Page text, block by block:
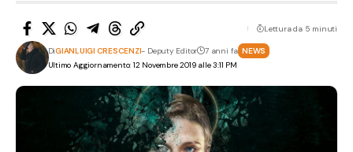
Ultimo Aggiornamento: 12 Novembre 2019 alle 3:11 PM
DiGIANLUIGI CRESCENZI- Deputy Editor 7 anni fa NEWS
Lettura da 5 minuti